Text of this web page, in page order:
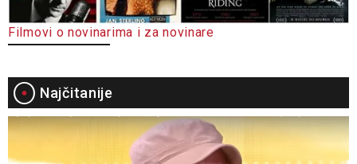
Filmovi o novinarima i za novinare
Najčitanije